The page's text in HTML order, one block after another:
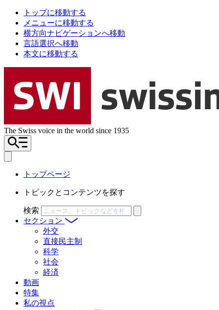
トップに移動する
メニューに移動する
横方向ナビゲーションへ移動
言語選択へ移動
本文に移動する
The Swiss voice in the world since 1935
トップページ
トピックとコンテンツを探す
検索
セクション
外交
直接民主制
科学
社会
経済
動画
特集
私の視点